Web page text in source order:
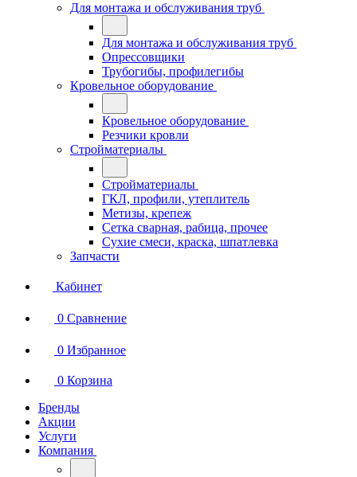
Для монтажа и обслуживания труб
Для монтажа и обслуживания труб
Опрессовщики
Трубогибы, профилегибы
Кровельное оборудование
Кровельное оборудование
Резчики кровли
Стройматериалы
Стройматериалы
ГКЛ, профили, утеплитель
Метизы, крепеж
Сетка сварная, рабица, прочее
Сухие смеси, краска, шпатлевка
Запчасти
Кабинет
0 Сравнение
0 Избранное
0 Корзина
Бренды
Акции
Услуги
Компания